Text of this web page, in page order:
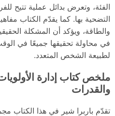
الفئة، وتعرض بدائل عملية تتيح
التضحية بها. كما يقدّم الكتاب
والطاقة، ويؤكد أن المشكلة
في محاولة تحقيقها جميعًا في
لطبيعة الشخص المتعدد.
ملخص كتاب إدارة
والقدرات
تقدّم باربرا شير في هذا الكتاب